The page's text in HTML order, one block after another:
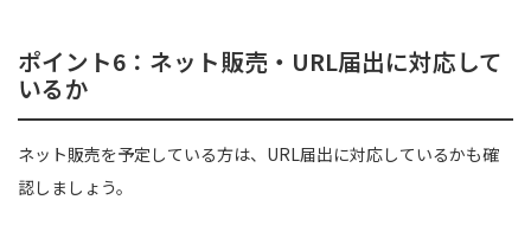
ポイント6：ネット販売・URL届出に対応して
いるか
ネット販売を予定している方は、URL届出に対応しているかも確
認しましょう。